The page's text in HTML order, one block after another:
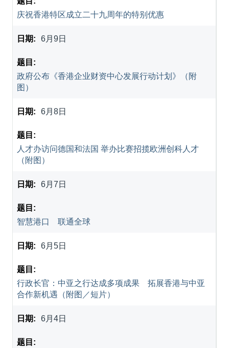
庆祝香港特区成立二十九周年的特别优惠
6月9日
政府公布《香港企业财资中心发展行动计划》（附
图）
6月8日
人才办访问德国和法国 举办比赛招揽欧洲创科人才
（附图）
6月7日
智慧港口 联通全球
6月5日
行政长官：中亚之行达成多项成果 拓展香港与中亚
合作新机遇（附图／短片）
6月4日